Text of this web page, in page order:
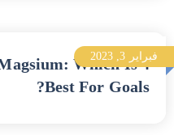
فبراير 3, 2023Which Is
Best For Goals?